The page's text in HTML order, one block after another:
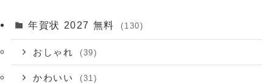
年賀状 2027 無料 (130)
おしゃれ (39)
かわいい (31)